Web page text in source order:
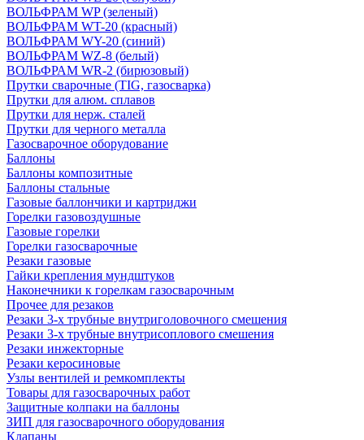
ВОЛЬФРАМ WP (зеленый)
ВОЛЬФРАМ WT-20 (красный)
ВОЛЬФРАМ WY-20 (синий)
ВОЛЬФРАМ WZ-8 (белый)
ВОЛЬФРАМ WR-2 (бирюзовый)
Прутки сварочные (TIG, газосварка)
Прутки для алюм. сплавов
Прутки для нерж. сталей
Прутки для черного металла
Газосварочное оборудование
Баллоны
Баллоны композитные
Баллоны стальные
Газовые баллончики и картриджи
Горелки газовоздушные
Газовые горелки
Горелки газосварочные
Резаки газовые
Гайки крепления мундштуков
Наконечники к горелкам газосварочным
Прочее для резаков
Резаки 3-х трубные внутриголовочного смешения
Резаки 3-х трубные внутрисоплового смешения
Резаки инжекторные
Резаки керосиновые
Узлы вентилей и ремкомплекты
Товары для газосварочных работ
Защитные колпаки на баллоны
ЗИП для газосварочного оборудования
Клапаны